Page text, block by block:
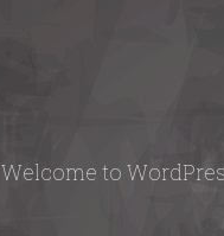
Welcome to